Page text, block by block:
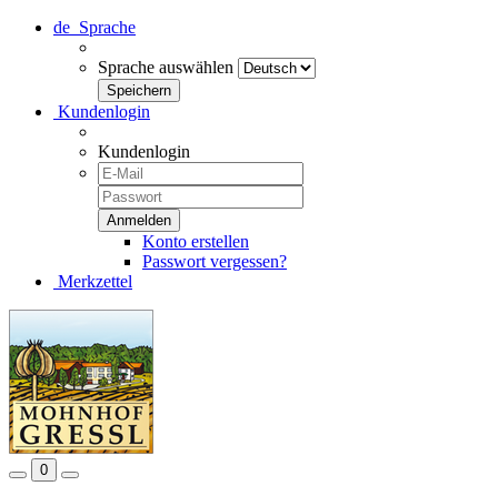
de Sprache
Sprache auswählen
Kundenlogin
Kundenlogin
Konto erstellen
Passwort vergessen?
Merkzettel
0